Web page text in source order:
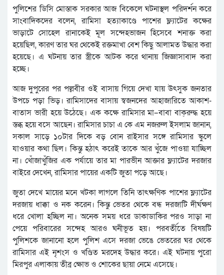
পুলিশের ডিসি মোস্তাক সরকার আজ বিকেলে ঘটনাস্থল পরিদর্শন করে
সাংবাদিকদের বলেন, রামিসা হত্যাকাণ্ডে পাশের ফ্ল্যাটের কক্ষের
ভাড়াটে সোহেল রানাকেই মূল সন্দেহভাজন হিসেবে শনাক্ত করা
হয়েছিল, কারণ তার ঘর থেকেই রক্তমাখা বেশ কিছু আলামত উদ্ধার করা
হয়েছে। এ ঘটনায় তার স্ত্রীকে আটক করে থানায় জিজ্ঞাসাবাদ করা
হচ্ছে।
আজ দুপুরের পর পল্লবীর ওই বাসায় গিয়ে দেখা যায় উৎসুক জনতার
উপচে পড়া ভিড়। রামিসাদের বাসায় স্বজনদের আহাজারিতে আকাশ-
বাতাস ভারী হয়ে উঠেছে। এক কক্ষে রামিসার মা–বাবা বাক্‌রুদ্ধ হয়ে
স্তব্ধ হয়ে বসে আছেন। রামিসার চাচা এ কে এম নজরুল ইসলাম জানান,
সকাল সাড়ে ১০টার দিকে বড় বোন রাইসার সঙ্গে রামিসার স্কুলে
যাওয়ার কথা ছিল। কিন্তু হঠাৎ করেই তাকে আর খুঁজে পাওয়া যাচ্ছিল
না। খোঁজাখুঁজির এক পর্যায়ে তার মা পারভীন আক্তার ফ্ল্যাটের দরজার
বাইরে দেখেন, রামিসার পায়ের একটি জুতা পড়ে আছে।
জুতা দেখে মায়ের মনে খটকা লাগলে তিনি তাৎক্ষণিক পাশের ফ্ল্যাটের
দরজায় ধাক্কা ও নক করেন। কিন্তু ভেতর থেকে বন্ধ দরজাটি দীর্ঘক্ষণ
ধরে খোলা হচ্ছিল না। অনেক সময় ধরে ডাকাডাকির পরও সাড়া না
পেয়ে পরিবারের সন্দেহ আরও ঘনীভূত হয়। পরবর্তীতে বিষয়টি
পুলিশকে জানানো হলে পুলিশ এসে দরজা ভেঙে ভেতরের ঘর থেকে
রামিসার এই নৃশংস ও খণ্ডিত মরদেহ উদ্ধার করে। এই ঘটনায় পুরো
মিরপুর এলাকায় তীব্র ক্ষোভ ও শোকের ছায়া নেমে এসেছে।